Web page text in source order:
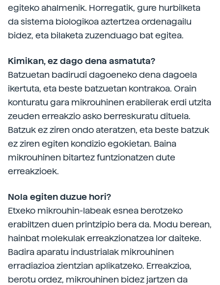
egiteko ahalmenik. Horregatik, gure hurbilketa
da sistema biologikoa aztertzea ordenagailu
bidez, eta bilaketa zuzenduago bat egitea.
Kimikan, ez dago dena asmatuta?
Batzuetan badirudi dagoeneko dena dagoela
ikertuta, eta beste batzuetan kontrakoa. Orain
konturatu gara mikrouhinen erabilerak erdi utzita
zeuden erreakzio asko berreskuratu dituela.
Batzuk ez ziren ondo ateratzen, eta beste batzuk
ez ziren egiten kondizio egokietan. Baina
mikrouhinen bitartez funtzionatzen dute
erreakzioek.
Nola egiten duzue hori?
Etxeko mikrouhin-labeak esnea berotzeko
erabiltzen duen printzipio bera da. Modu berean,
hainbat molekulak erreakzionatzea lor daiteke.
Badira aparatu industrialak mikrouhinen
erradiazioa zientzian aplikatzeko. Erreakzioa,
berotu ordez, mikrouhinen bidez jartzen da